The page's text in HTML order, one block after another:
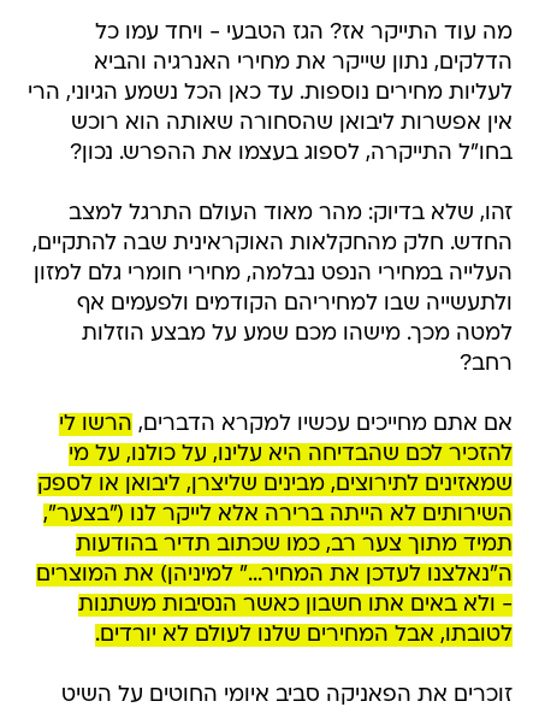
מה עוד התייקר אז? הגז הטבעי - ויחד עמו כל
הדלקים, נתון שייקר את מחירי האנרגיה והביא
לעליות מחירים נוספות. עד כאן הכל נשמע הגיוני, הרי
אין אפשרות ליבואן שהסחורה שאותה הוא רוכש
בחו"ל התייקרה, לספוג בעצמו את ההפרש. נכון?
זהו, שלא בדיוק: מהר מאוד העולם התרגל למצב
החדש. חלק מהחקלאות האוקראינית שבה להתקיים,
העלייה במחירי הנפט נבלמה, מחירי חומרי גלם למזון
ולתעשייה שבו למחיריהם הקודמים ולפעמים אף
למטה מכך. מישהו מכם שמע על מבצע הוזלות
רחב?
אם אתם מחייכים עכשיו למקרא הדברים, הרשו לי
להזכיר לכם שהבדיחה היא עלינו, על כולנו, על מי
שמאזינים לתירוצים, מבינים שליצרן, ליבואן או לספק
השירותים לא הייתה ברירה אלא לייקר לנו ("בצער",
תמיד מתוך צער רב, כמו שכתוב תדיר בהודעות
ה"נאלצנו לעדכן את המחיר..." למיניהן) את המוצרים
- ולא באים אתו חשבון כאשר הנסיבות משתנות
לטובתו, אבל המחירים שלנו לעולם לא יורדים.
זוכרים את הפאניקה סביב איומי החוטים על השיט